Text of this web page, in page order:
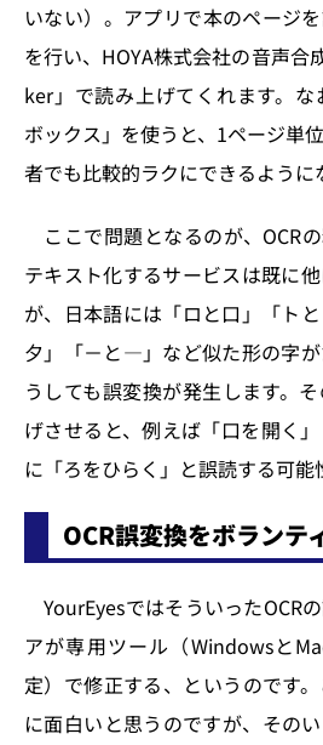
いない）。アプリで本のページ
を行い、HOYA株式会社の音声合
ker」で読み上げてくれます。な
ボックス」を使うと、1ページ単
者でも比較的ラクにできるように
ここで問題となるのが、OCR
テキスト化するサービスは既に
が、日本語には「ロと口」「ト
夕」「－と―」など似た形の字
うしても誤変換が発生します。
げさせると、例えば「口を開く
に「ろをひらく」と誤読する可能
OCR誤変換をボランテ
YourEyesではそういったOCR
アが専用ツール（Windowsと
定）で修正する、というのです
に面白いと思うのですが、その